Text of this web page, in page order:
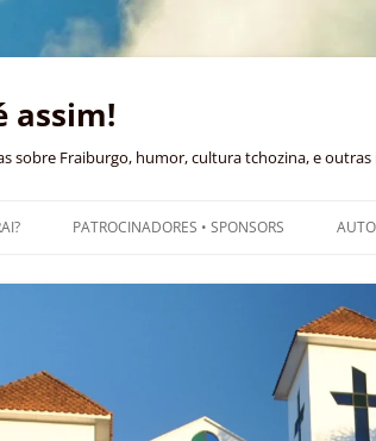
assim!
sobre Fraiburgo, humor, cultura tchozina, e
PATROCINADORES • SPONSORS